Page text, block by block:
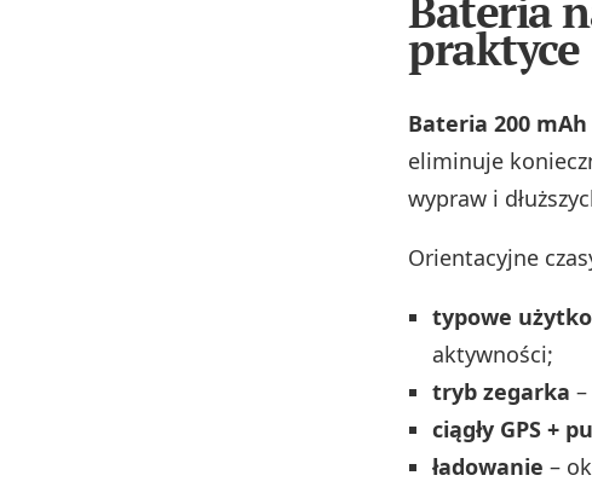
Bateria
praktyce
Bateria 200 mAh
eliminuje
wypraw i
Orientacyjne
typowe
aktywności;
tryb zegarka
ciągły GPS +
ładowanie –